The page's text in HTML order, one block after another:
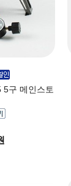
5구 메인스토